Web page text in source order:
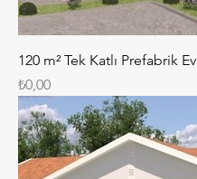
120 m² Tek Katlı Prefabrik Ev
Fiyat
₺0,00